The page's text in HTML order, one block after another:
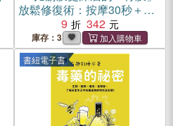
放鬆修復術：按摩30秒＋伸
展30秒，痠痛、僵硬、鬆
弛、歪斜，1次就有感！
9 342
庫存：3
書紐電子書